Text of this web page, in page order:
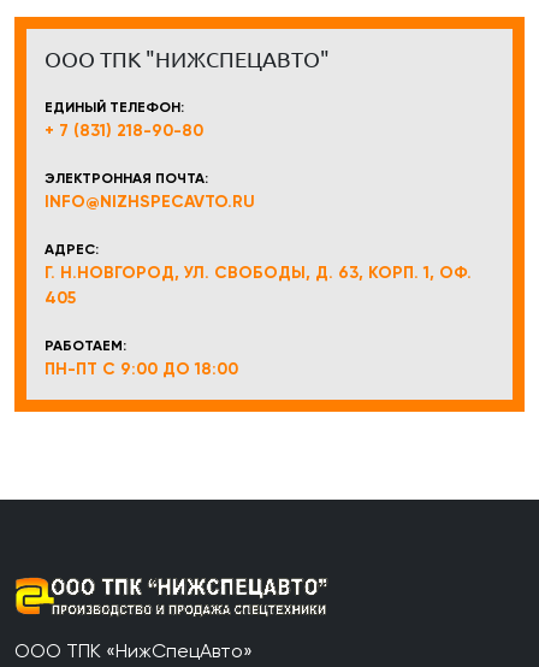
ООО ТПК "НИЖСПЕЦАВТО"
ЕДИНЫЙ ТЕЛЕФОН:
+ 7 (831) 218-90-80
ЭЛЕКТРОННАЯ ПОЧТА:
INFO@NIZHSPECAVTO.RU
АДРЕС:
Г. Н.НОВГОРОД, УЛ. СВОБОДЫ, Д. 63, КОРП. 1, ОФ.
405
РАБОТАЕМ:
ПН-ПТ С 9:00 ДО 18:00
ООО ТПК «НижСпецАвто»